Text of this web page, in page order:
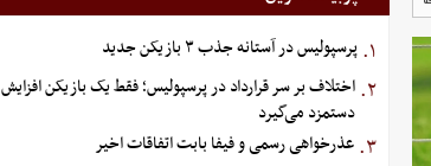
۱. پرسپولیس در آستانه جذب ۳ بازیکن جدید
۲. اختلاف بر سر قرارداد در پرسپولیس؛ فقط یک بازیکن افزایش
دستمزد می‌گیرد
۳. عذرخواهی رسمی و فیفا بابت اتفاقات اخیر